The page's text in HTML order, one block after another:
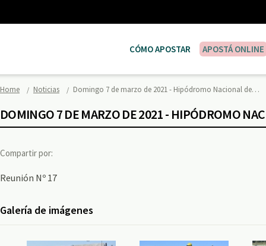
CÓMO APOSTAR APOSTÁ ONLINE
Home Noticias Domingo 7 de marzo de 2021 - Hipódromo Nacional de…
DOMINGO 7 DE MARZO DE 2021 - HIPÓDROMO
Compartir por:
Reunión Nº 17
Galería de imágenes